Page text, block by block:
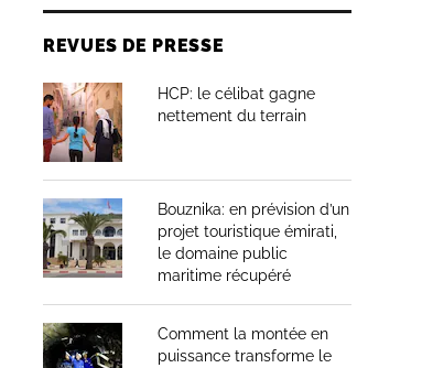
REVUES DE PRESSE
HCP: le célibat gagne
nettement du terrain
Bouznika: en prévision d’un
projet touristique émirati,
le domaine public
maritime récupéré
Comment la montée en
puissance transforme le